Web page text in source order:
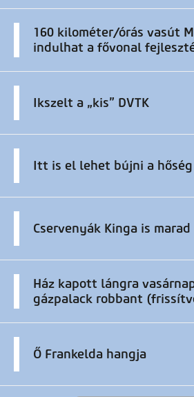
160 kilométer/órás vasút
indulhat a fővonal
Ikszelt a „kis” DVTK
Itt is el lehet bújni a
Cservenyák Kinga is marad
Ház kapott lángra
gázpalack robbant
Ő Frankelda hangja